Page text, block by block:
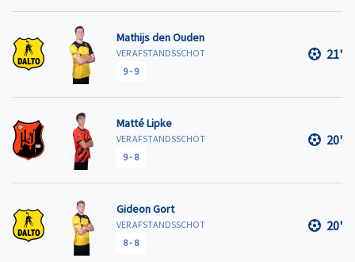
Mathijs den Ouden
VER AFSTANDSSCHOT
9- 9
21'
Matté Lipke
VER AFSTANDSSCHOT
9- 8
20'
Gideon Gort
VER AFSTANDSSCHOT
8- 8
20'